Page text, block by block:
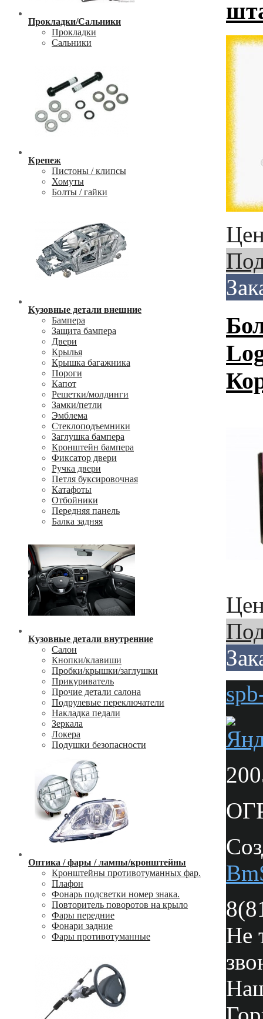
Прокладки/Сальники
Прокладки
Сальники
Крепеж
Пистоны / клипсы
Хомуты
Болты / гайки
Кузовные детали внешние
Бампера
Защита бампера
Двери
Крылья
Крышка багажника
Пороги
Капот
Решетки/молдинги
Замки/петли
Эмблема
Стеклоподъемники
Заглушка бампера
Кронштейн бампера
Фиксатор двери
Ручка двери
Петля буксировочная
Катафоты
Отбойники
Передняя панель
Балка задняя
Кузовные детали внутренние
Салон
Кнопки/клавиши
Пробки/крышки/заглушки
Прикуриватель
Прочие детали салона
Подрулевые переключатели
Накладка педали
Зеркала
Локера
Подушки безопасности
Оптика / фары / лампы/кронштейны
Кронштейны противотуманных фар.
Плафон
Фонарь подсветки номер знака.
Повторитель поворотов на крыло
Фары передние
Фонари задние
Фары противотуманные
Не